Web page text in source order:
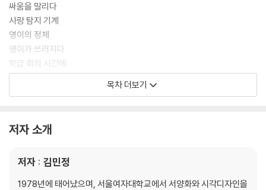
싸움을 말리다
사랑 탐지 기계
영이의 정체
영이가 쓰러지다
학급 회의 시간에
잘 가, 영이야!
목차 더보기
저자 소개
저자 : 김민정
1978년에 태어났으며, 서울여자대학교에서 서양화와 시각디자인을